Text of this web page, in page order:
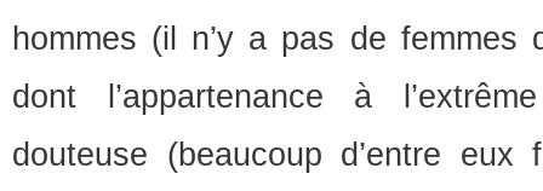
hommes (il n’y a pas de femmes
dont l’appartenance à
douteuse (beaucoup d’entre